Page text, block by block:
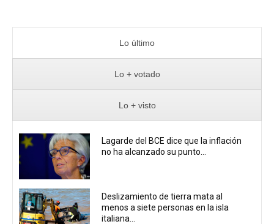
Lo último
Lo + votado
Lo + visto
Lagarde del BCE dice que la inflación
no ha alcanzado su punto...
Deslizamiento de tierra mata al
menos a siete personas en la isla
italiana...